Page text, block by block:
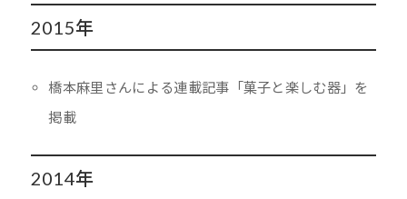
2015年
橋本麻里さんによる連載記事「菓子と楽しむ器」を
掲載
2014年